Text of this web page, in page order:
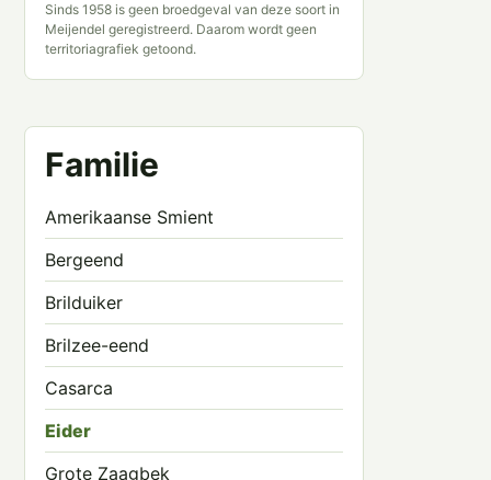
Sinds 1958 is geen broedgeval van deze soort in
Meijendel geregistreerd. Daarom wordt geen
territoriagrafiek getoond.
Familie
Amerikaanse Smient
Bergeend
Brilduiker
Brilzee-eend
Casarca
Eider
Grote Zaagbek